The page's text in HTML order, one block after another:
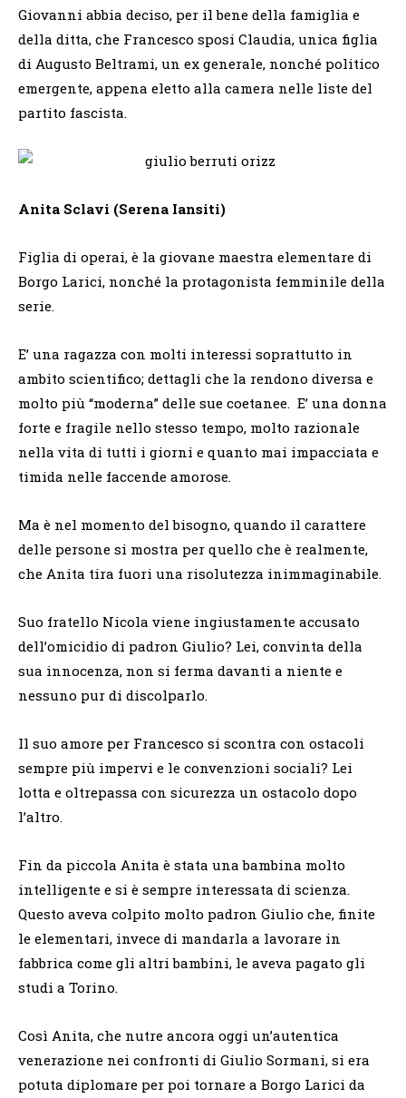
Giovanni abbia deciso, per il bene della famiglia e
della ditta, che Francesco sposi Claudia, unica figlia
di Augusto Beltrami, un ex generale, nonché politico
emergente, appena eletto alla camera nelle liste del
partito fascista.
Anita Sclavi (Serena Iansiti)
Figlia di operai, è la giovane maestra elementare di
Borgo Larici, nonché la protagonista femminile della
serie.
E’ una ragazza con molti interessi soprattutto in
ambito scientifico; dettagli che la rendono diversa e
molto più “moderna” delle sue coetanee. E’ una donna
forte e fragile nello stesso tempo, molto razionale
nella vita di tutti i giorni e quanto mai impacciata e
timida nelle faccende amorose.
Ma è nel momento del bisogno, quando il carattere
delle persone si mostra per quello che è realmente,
che Anita tira fuori una risolutezza inimmaginabile.
Suo fratello Nicola viene ingiustamente accusato
dell’omicidio di padron Giulio? Lei, convinta della
sua innocenza, non si ferma davanti a niente e
nessuno pur di discolparlo.
Il suo amore per Francesco si scontra con ostacoli
sempre più impervi e le convenzioni sociali? Lei
lotta e oltrepassa con sicurezza un ostacolo dopo
l’altro.
Fin da piccola Anita è stata una bambina molto
intelligente e si è sempre interessata di scienza.
Questo aveva colpito molto padron Giulio che, finite
le elementari, invece di mandarla a lavorare in
fabbrica come gli altri bambini, le aveva pagato gli
studi a Torino.
Così Anita, che nutre ancora oggi un’autentica
venerazione nei confronti di Giulio Sormani, si era
potuta diplomare per poi tornare a Borgo Larici da